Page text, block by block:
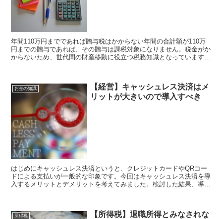
年間110万円までであれば贈与税はかからない年間の合計額が110万
円までの贈与であれば、その贈与は課税対象になりません。税金がか
からないため、世代間の財産移動に役立つ税務知識となっています。
お金の知識
【経営】キャッシュレス決済はメ
リットが大きいので導入すべき
はじめにキャッシュレス決済というと、クレジットカードやQRコー
ドによる支払いが一般的な印象です。今回はキャッシュレス決済を導
入するメリットとデメリットを考えてみました。検討した結果、導入
所得税
【所得税】退職所得とみなされな